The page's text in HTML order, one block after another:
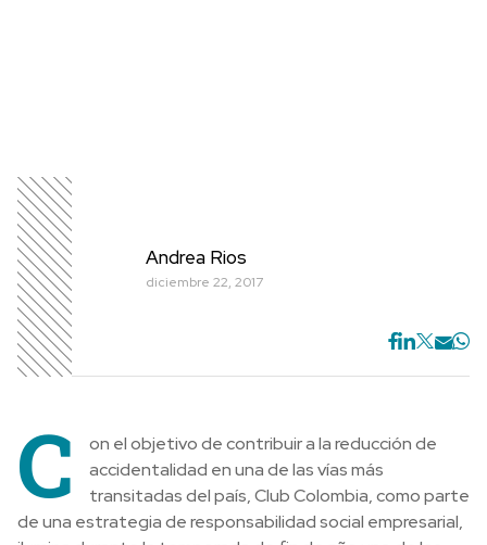
Andrea Rios
diciembre 22, 2017
C
on el objetivo de contribuir a la reducción de
accidentalidad en una de las vías más
transitadas del país, Club Colombia, como parte
de una estrategia de responsabilidad social empresarial,